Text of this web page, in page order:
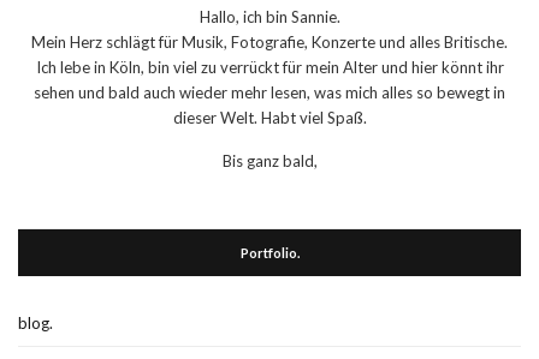
Hallo, ich bin Sannie.
Mein Herz schlägt für Musik, Fotografie, Konzerte und alles Britische.
Ich lebe in Köln, bin viel zu verrückt für mein Alter und hier könnt ihr
sehen und bald auch wieder mehr lesen, was mich alles so bewegt in
dieser Welt. Habt viel Spaß.
Bis ganz bald,
Portfolio.
blog.